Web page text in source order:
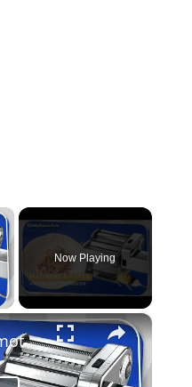
×
Now Playing
×
Marcato Atlasmotor : L’Authenticité des pâtes maison en un geste